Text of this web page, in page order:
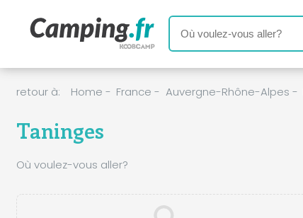
retour à: Home - France - Auvergne-Rhône-Alpes -
Taninges
Où voulez-vous aller?